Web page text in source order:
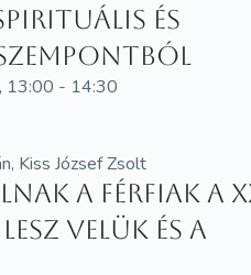
és
13:00 - 14:30
Kiss József Zsolt
a férfiak a
velük és a